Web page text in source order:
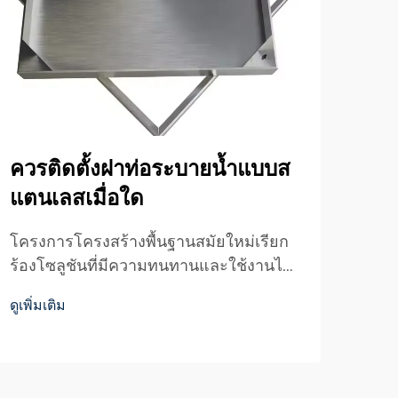
ควรติดตั้งฝาท่อระบายน้ำแบบส
แตนเลสเมื่อใด
โครงการโครงสร้างพื้นฐานสมัยใหม่เรียก
ร้องโซลูชันที่มีความทนทานและใช้งานได้
รุนแรงได้ พร้อมรักษาความสวยงามไว้ไป
ดูเพิ่มเติม